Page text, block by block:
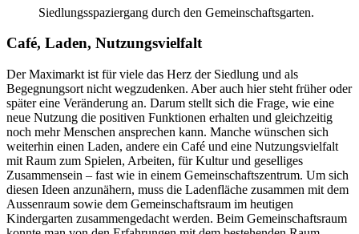
Siedlungsspaziergang durch den Gemeinschaftsgarten.
Café, Laden, Nutzungsvielfalt
Der Maximarkt ist für viele das Herz der Siedlung und als
Begegnungsort nicht wegzudenken. Aber auch hier steht früher oder
später eine Veränderung an. Darum stellt sich die Frage, wie eine
neue Nutzung die positiven Funktionen erhalten und gleichzeitig
noch mehr Menschen ansprechen kann. Manche wünschen sich
weiterhin einen Laden, andere ein Café und eine Nutzungsvielfalt
mit Raum zum Spielen, Arbeiten, für Kultur und geselliges
Zusammensein – fast wie in einem Gemeinschaftszentrum. Um sich
diesen Ideen anzunähern, muss die Ladenfläche zusammen mit dem
Aussenraum sowie dem Gemeinschaftsraum im heutigen
Kindergarten zusammengedacht werden. Beim Gemeinschaftsraum